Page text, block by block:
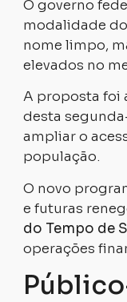
O governo
modalidade
nome limpo,
elevados no
A proposta foi
desta
ampliar o
população.
O novo
e futuras
do Tempo de
operações